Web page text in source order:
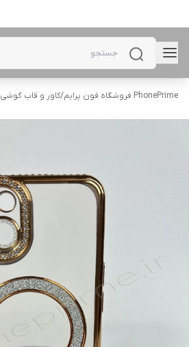
PhonePrime فروشگاه فون پرایم /کاور و قاب گوشی